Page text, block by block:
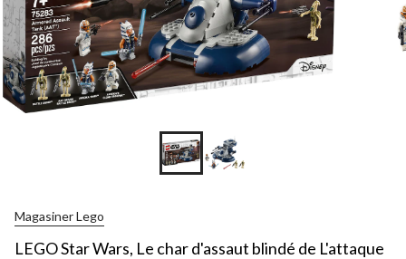
Magasiner Lego
LEGO Star Wars, Le char d'assaut blindé de L'attaque